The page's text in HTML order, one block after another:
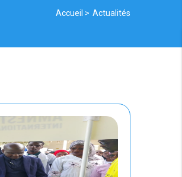
Fil
Accueil > Actualités